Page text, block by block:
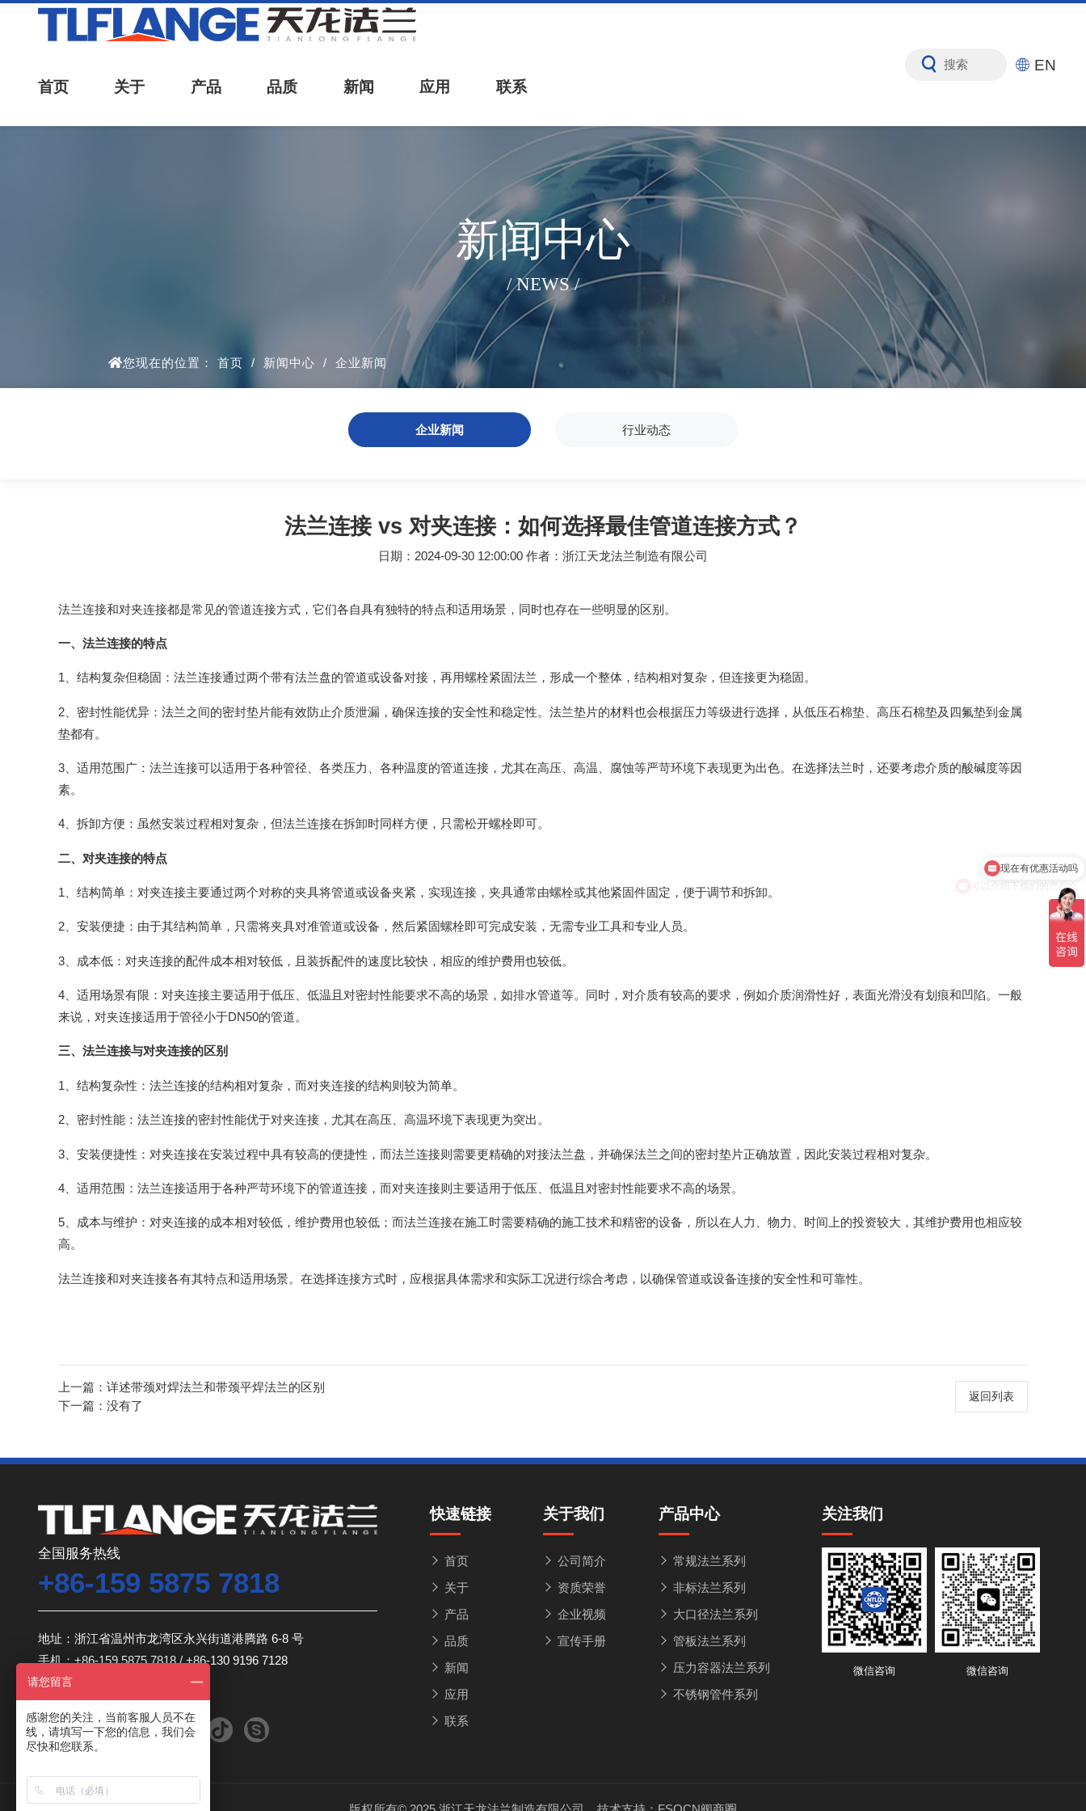
首页 关于 产品 品质 新闻 应用 联系
搜索 EN
新闻中心
/ NEWS /
您现在的位置：首页 / 新闻中心 /企业新闻
企业新闻 行业动态
法兰连接 vs 对夹连接：如何选择最佳管道连接方式？
日期：2024-09-30 12:00:00 作者：浙江天龙法兰制造有限公司
法兰连接和对夹连接都是常见的管道连接方式，它们各自具有独特的特点和适用场景，同时也存在一些明显的区别。
一、法兰连接的特点
1、结构复杂但稳固：法兰连接通过两个带有法兰盘的管道或设备对接，再用螺栓紧固法兰，形成一个整体，结构相对复杂，但连接更为稳固。
2、密封性能优异：法兰之间的密封垫片能有效防止介质泄漏，确保连接的安全性和稳定性。法兰垫片的材料也会根据压力等级进行选择，从低压石棉垫、高压石棉垫及四氟垫到金属
垫都有。
3、适用范围广：法兰连接可以适用于各种管径、各类压力、各种温度的管道连接，尤其在高压、高温、腐蚀等严苛环境下表现更为出色。在选择法兰时，还要考虑介质的酸碱度等因
素。
4、拆卸方便：虽然安装过程相对复杂，但法兰连接在拆卸时同样方便，只需松开螺栓即可。
二、对夹连接的特点
1、结构简单：对夹连接主要通过两个对称的夹具将管道或设备夹紧，实现连接，夹具通常由螺栓或其他紧固件固定，便于调节和拆卸。
2、安装便捷：由于其结构简单，只需将夹具对准管道或设备，然后紧固螺栓即可完成安装，无需专业工具和专业人员。
3、成本低：对夹连接的配件成本相对较低，且装拆配件的速度比较快，相应的维护费用也较低。
4、适用场景有限：对夹连接主要适用于低压、低温且对密封性能要求不高的场景，如排水管道等。同时，对介质有较高的要求，例如介质润滑性好，表面光滑没有划痕和凹陷。一般
来说，对夹连接适用于管径小于DN50的管道。
三、法兰连接与对夹连接的区别
1、结构复杂性：法兰连接的结构相对复杂，而对夹连接的结构则较为简单。
2、密封性能：法兰连接的密封性能优于对夹连接，尤其在高压、高温环境下表现更为突出。
3、安装便捷性：对夹连接在安装过程中具有较高的便捷性，而法兰连接则需要更精确的对接法兰盘，并确保法兰之间的密封垫片正确放置，因此安装过程相对复杂。
4、适用范围：法兰连接适用于各种严苛环境下的管道连接，而对夹连接则主要适用于低压、低温且对密封性能要求不高的场景。
5、成本与维护：对夹连接的成本相对较低，维护费用也较低；而法兰连接在施工时需要精确的施工技术和精密的设备，所以在人力、物力、时间上的投资较大，其维护费用也相应较
高。
法兰连接和对夹连接各有其特点和适用场景。在选择连接方式时，应根据具体需求和实际工况进行综合考虑，以确保管道或设备连接的安全性和可靠性。
上一篇： 详述带颈对焊法兰和带颈平焊法兰的区别
下一篇：没有了
返回列表
全国服务热线
+86-159 5875 7818
地址：浙江省温州市龙湾区永兴街道港腾路 6-8 号
手机：+86-159 5875 7818 / +86-130 9196 7128
电话：+86-577-8699 3678
快速链接
首页
关于
产品
品质
新闻
应用
联系
关于我们
公司简介
资质荣誉
企业视频
宣传手册
产品中心
常规法兰系列
非标法兰系列
大口径法兰系列
管板法兰系列
压力容器法兰系列
不锈钢管件系列
关注我们
微信咨询 微信咨询
可以介绍下你们的产品么
请您留言
感谢您的关注，当前客服人员不在
线，请填写一下您的信息，我们会
尽快和您联系。